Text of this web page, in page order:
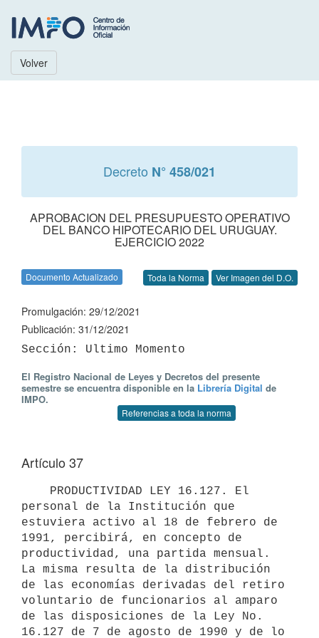
Volver
Decreto N° 458/021
APROBACION DEL PRESUPUESTO OPERATIVO
DEL BANCO HIPOTECARIO DEL URUGUAY.
EJERCICIO 2022
Documento Actualizado Toda la Norma Ver Imagen del D.O.
Promulgación: 29/12/2021
Publicación: 31/12/2021
El Registro Nacional de Leyes y Decretos del presente
semestre se encuentra disponible en la Librería Digital de
IMPO.
Referencias a toda la norma
Artículo 37
personal de la Institución que
estuviera activo al 18 de febrero de
1991, percibirá, en concepto de
productividad, una partida mensual.
La misma resulta de la distribución
de las economías derivadas del retiro
voluntario de funcionarios al amparo
de las disposiciones de la Ley No.
16.127 de 7 de agosto de 1990 y de lo